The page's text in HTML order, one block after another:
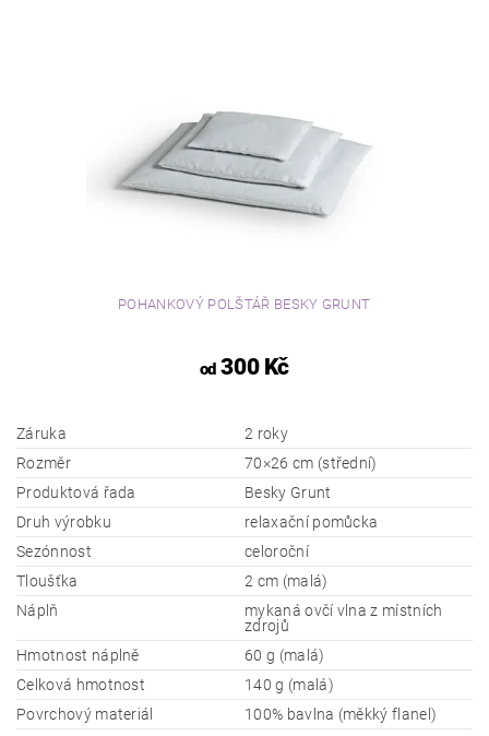
POHANKOVÝ POLŠTÁŘ BESKY GRUNT
od300 Kč
Záruka
2 roky
Rozměr
70×26 cm (střední)
Produktová řada
Besky Grunt
Druh výrobku
relaxační pomůcka
Sezónnost
celoroční
Tloušťka
2 cm (malá)
Náplň
mykaná ovčí vlna z místních
zdrojů
Hmotnost náplně
60 g (malá)
Celková hmotnost
140 g (malá)
Povrchový materiál
100% bavlna (měkký flanel)